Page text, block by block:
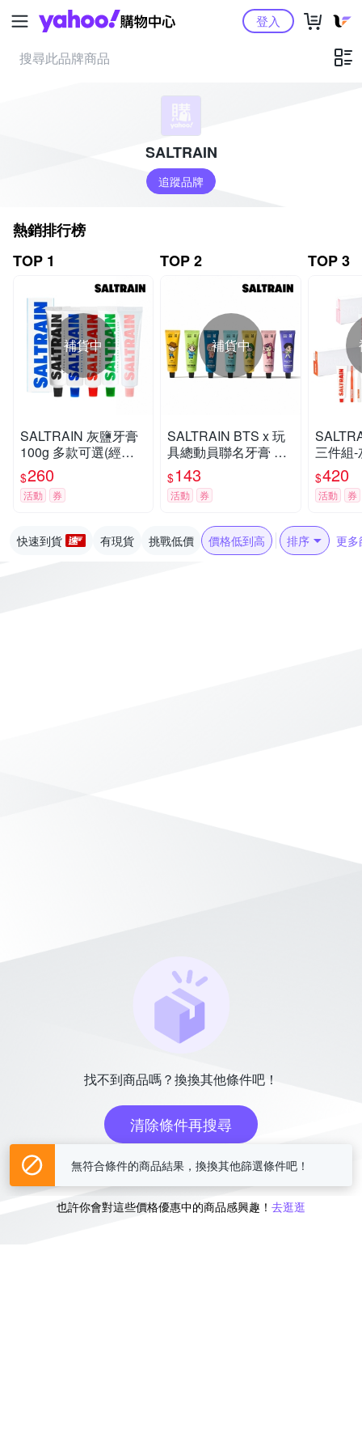
Yahoo購物中心登入
SALTRAIN
追蹤品牌
熱銷排行榜
TOP 1
補貨中
SALTRAIN 灰鹽牙膏
100g 多款可選(經典
薄荷/低氟淨護/積雪草
修護/清恬香檸/強效薄
荷)
$260
活動 券
TOP 2
補貨中
SALTRAIN BTS x 玩
具總動員聯名牙膏 70
g 任選-RM/Jin/SUGA/
j-hop/Jimin/V/Jung Ko
ok
$143
活動 券
TOP 3
三件組
X1+牙
(經典薄
積雪草
$420
活動 券
快速到貨 有現貨 挑戰低價 價格低到高 排序 更多
找不到商品嗎？換換其他條件吧！
清除條件再搜尋
或
也許你會對這些價格優惠中的商品感興趣！ 去逛逛
無符合條件的商品結果，換換其他篩選條件吧！